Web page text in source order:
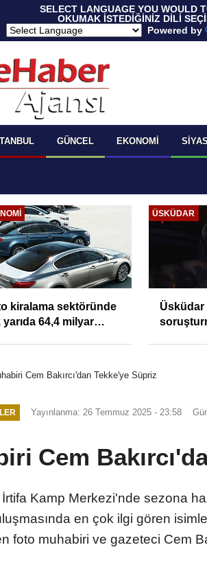
SELECT LANGUAGE YOU WOULD
OKUMAK İSTEDİĞİNİZ DİLİ
Powered by
GÜNCEL EKONOMI
kiralama sektöründe
yarıda 64,4 milyar
ÜSKÜDAR
Üsküdar
Cem Bakırcı'dan Tekke'ye Süpriz
Yayınlanma: 26 Temmuz 2025 - 23:58
Cem
Kamp Merkezi'nde sezona
en çok ilgi gören
foto muhabiri ve gazeteci Cem